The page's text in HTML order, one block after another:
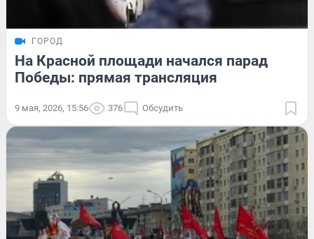
ГОРОД
На Красной площади начался парад
Победы: прямая трансляция
9 мая, 2026, 15:56 376 Обсудить